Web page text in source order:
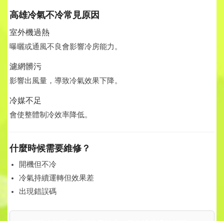
高雄冷氣不冷常見原因
室外機過熱
曝曬或通風不良會影響冷房能力。
濾網髒污
影響出風量，導致冷氣效果下降。
冷媒不足
會使整體制冷效率降低。
什麼時候需要維修？
開機但不冷
冷氣持續運轉但效果差
出現錯誤碼